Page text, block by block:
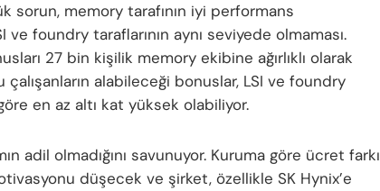
sorun, memory tarafının iyi performans
ve foundry taraflarının aynı seviyede olmaması.
27 bin kişilik memory ekibine ağırlıklı olarak
alabileceği bonuslar, LSI ve foundry
en az altı kat yüksek olabiliyor.
adil olmadığını savunuyor. Kuruma göre ücret farkı
düşecek ve şirket, özellikle SK Hynix’e